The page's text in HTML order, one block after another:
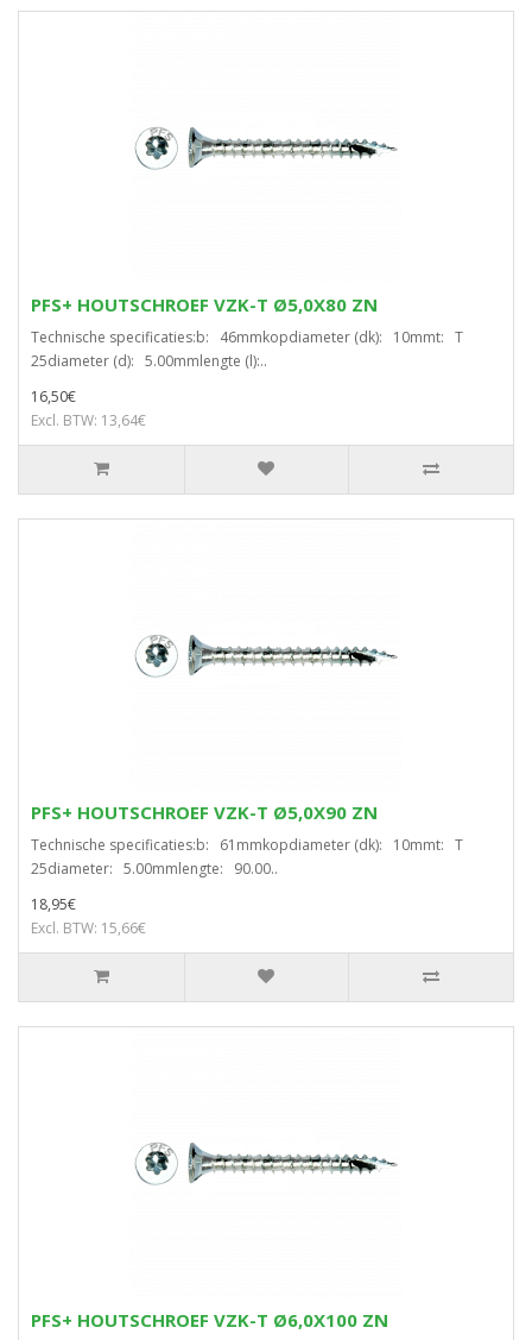
PFS+ HOUTSCHROEF VZK-T Ø5,0X80 ZN
Technische specificaties:b: 46mmkopdiameter (dk): 10mmt: T
25diameter (d): 5.00mmlengte (l):..
16,50€
Excl. BTW: 13,64€
PFS+ HOUTSCHROEF VZK-T Ø5,0X90 ZN
Technische specificaties:b: 61mmkopdiameter (dk): 10mmt: T
25diameter: 5.00mmlengte: 90.00..
18,95€
Excl. BTW: 15,66€
PFS+ HOUTSCHROEF VZK-T Ø6,0X100 ZN